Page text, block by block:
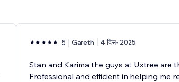
5 Gareth 4 दिस॰ 2025
Stan and Karima the guys at Uxtree are
Professional and efficient in helping me